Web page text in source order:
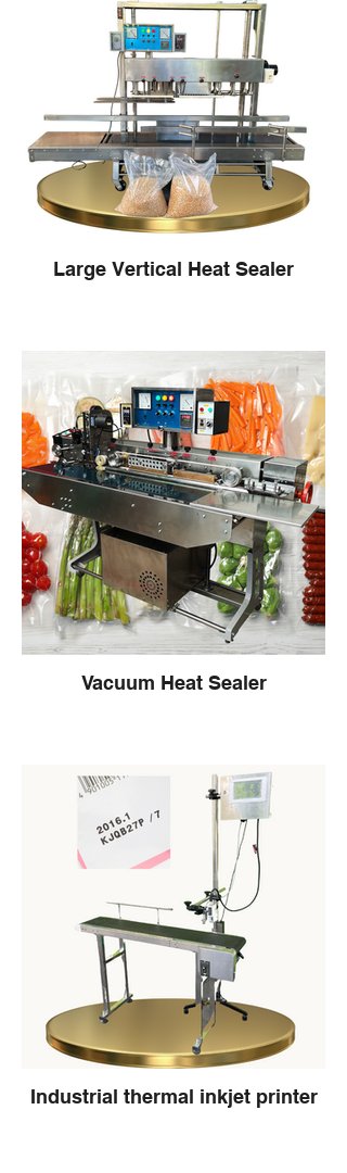
Large Vertical Heat Sealer
คำอธิบาย:
เครื่องซีลระบบสายพานลำเลียงแนวตั้งขนาด
ใหญ่ เป็นอุปกรณ์ที่ออกแบบมาเพื่อการซีลถุง
และบรรจุภัณฑ์ที่มีความเร็วและประสิทธิภาพ
สูง เหมาะสำหรับการใช้งานในอุตสาหกรรม
หลากหลายประเภท เช่น อาหาร, ยา, เคมีภัณฑ์
และอุตสาหกรรมอื่น ๆ ที่ต้องการการบรรจุ
หีบห่อที่มีคุณภาพสูงและรวดเร็ว
คุณสมบัติเด่น:
ระบบซีลคุณภาพสูง: สามารถซีลถุงได้แน่น
หนา ป้องกันการรั่วซึม ช่วยรักษาคุณภาพ
สายพานลำเลียงแนวตั้ง: ช่วยในการลำเลียง
ปรับความเร็วได้: สามารถปรับความเร็วของ
สายพานลำเลียงให้เหมาะสมกับประเภทของถุง
หรือบรรจุภัณฑ์ที่ใช้งาน
การควบคุมอุณหภูมิที่แม่นยำ: ระบบควบคุม
อุณหภูมิที่สามารถปรับได้ตามความต้องการ
เพื่อให้ได้การซีลที่มีคุณภาพ
โครงสร้างแข็งแรง: ผลิตจากวัสดุคุณภาพสูง
แข็งแรง ทนทาน ใช้งานได้นาน
ใช้งานง่าย: มาพร้อมกับแผงควบคุมที่เข้าใจ
ง่าย ทำให้สามารถใช้งานได้ทันทีโดยไม่ต้องมี
ความเชี่ยวชาญเฉพาะทาง
การใช้งาน:
เครื่องซีลระบบสายพานลำเลียงแนวตั้งขนาด
ใหญ่เหมาะสำหรับการซีลบรรจุภัณฑ์ต่าง ๆ
เช่น ถุงพลาสติก, ถุงฟอยล์, ถุงสูญญากาศ
แรงและแน่นหนา สามารถนำไปใช้ในโรงงาน
Vacuum Heat Sealer
เครื่องซีลสุญญากาศระบบสายพานแนวนอน
เครื่องซีลสุญญากาศระบบสายพานแนวนอน
ออกแบบมาเพื่อการซีลถุงและบรรจุภัณฑ์
อย่างมีประสิทธิภาพ มาพร้อมระบบสายพาน
แนวนอนที่ช่วยให้การลำเลียงและการซีลทำได้
รวดเร็วและต่อเนื่อง ระบบควบคุมอุณหภูมิที่
แม่นยำช่วยให้การซีลแข็งแรงและแน่นหนา
เหมาะสำหรับอุตสาหกรรมอาหาร ยา และ
เคมีภัณฑ์
ประโยชน์ของการบรรจุสินค้าในถุงสุญญากาศ
ยืดอายุการเก็บรักษา: การบรรจุในถุง
สุญญากาศช่วยป้องกันอากาศและความชื้นเข้า
ยาวนานขึ้น
Industrial thermal inkjet printer